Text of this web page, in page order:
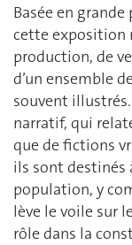
Basée en
cette exposition
production, de
d’un ensemble
souvent
narratif, qui
que de fictions
ils sont destinés
population, y
lève le voile sur
rôle dans la